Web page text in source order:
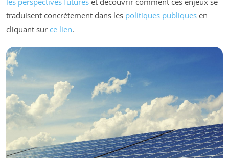
traduisent concrètement dans les politiques publiques en
cliquant sur ce lien.